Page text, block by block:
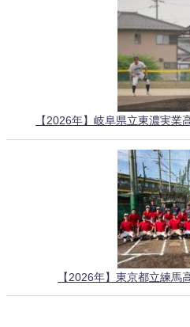
【2026年】岐阜県立東濃実業
【2026年】東京都立練馬